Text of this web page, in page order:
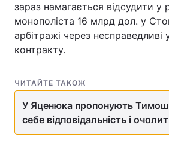
зараз намагається відсудити у
монополіста 16 млрд дол. у
арбітражі через
контракту.
ЧИТАЙТЕ ТАКОЖ
У Яценюка пропонують
себе відповідальність і